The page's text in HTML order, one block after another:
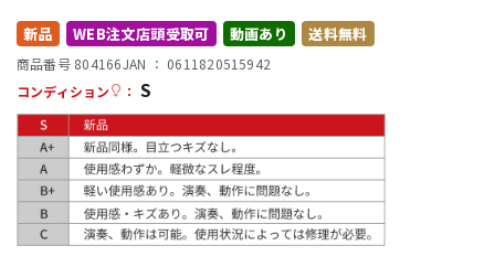
配信/ライブ機器 楽器アクセサリ
新品 WEB注文店頭受取可 動画あり 送料無料
商品番号 804166JAN ： 0611820515942
コンディション
： S